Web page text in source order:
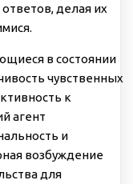
делая их
в состоянии
чувственных
к
агент
и
возбуждение
для